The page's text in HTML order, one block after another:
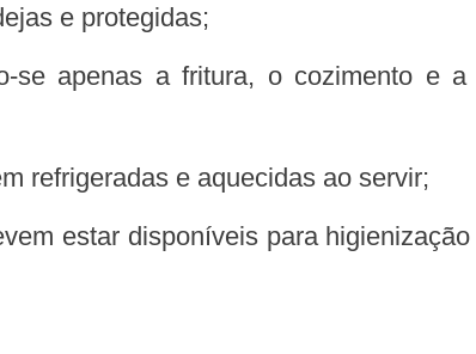
e protegidas;
refrigeradas e aquecidas ao servir;